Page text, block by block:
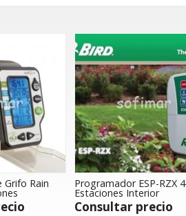
Rain Programador ESP-RZX 4
Estaciones Interior
Consultar precio